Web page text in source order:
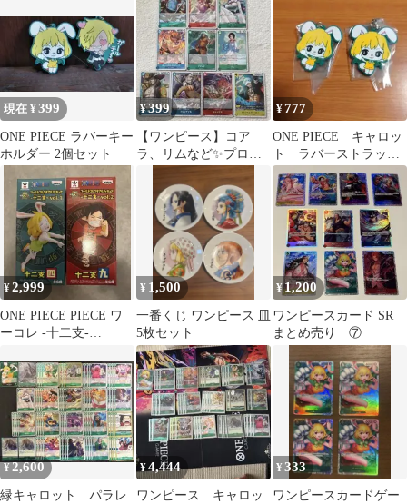
現在 ¥399
ONE PIECE ラバーキー
ホルダー 2個セット
¥399
【ワンピース】コア
ラ、リムなど✨プロモ
¥777
ONE PIECE キャロッ
ト ラバーストラップ
2点セット
¥2,999
ONE PIECE PIECE ワ
ーコレ -十二支-
¥ 1,500
一番くじ ワンピース 皿
5枚セット
¥1,200
ワンピースカード SR
まとめ売り ⑦
¥2,600
緑キャロット パラレ
¥4,444
ワンピース キャロッ
¥333
ワンピースカードゲー